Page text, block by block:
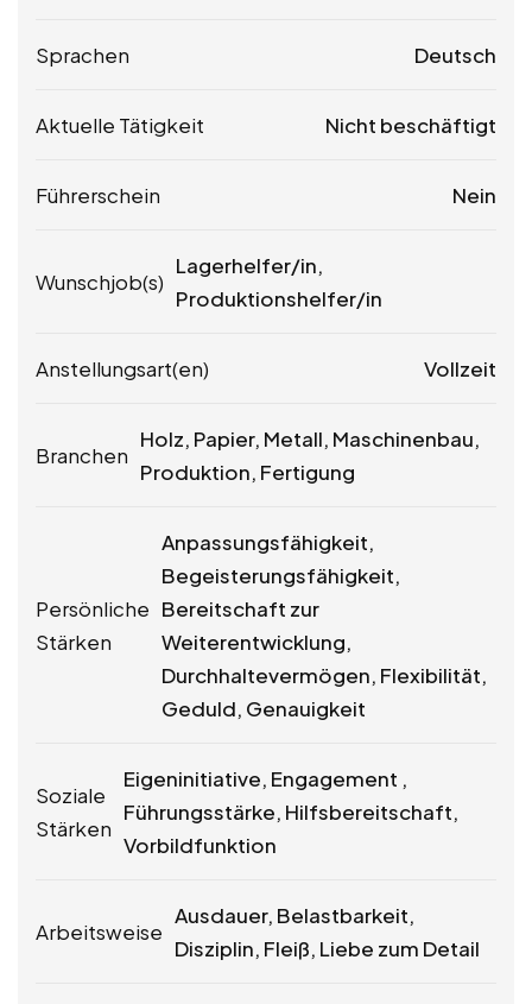
Sprachen Deutsch
Aktuelle Tätigkeit Nicht beschäftigt
Führerschein Nein
Wunschjob(s)
Lagerhelfer/in,
Produktionshelfer/in
Anstellungsart(en) Vollzeit
Branchen
Holz, Papier, Metall, Maschinenbau,
Produktion, Fertigung
Persönliche
Stärken
Anpassungsfähigkeit,
Begeisterungsfähigkeit,
Bereitschaft zur
Weiterentwicklung,
Durchhaltevermögen, Flexibilität,
Geduld, Genauigkeit
Soziale
Stärken
Eigeninitiative, Engagement ,
Führungsstärke, Hilfsbereitschaft,
Vorbildfunktion
Arbeitsweise
Ausdauer, Belastbarkeit,
Disziplin, Fleiß, Liebe zum Detail